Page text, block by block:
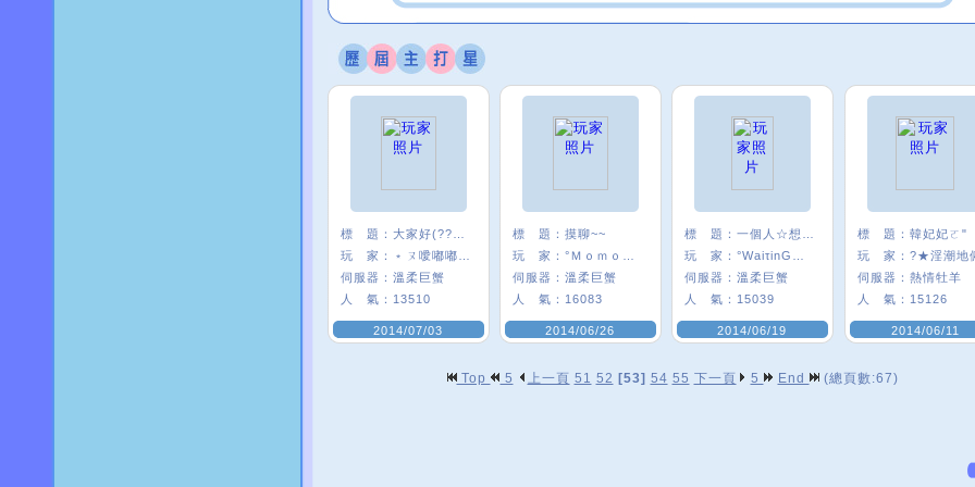
標 題：
玩 家：
伺服器： 溫柔巨蟹
人 氣： 13510
2014/07/03
標 題： 摸聊~~
玩 家：
伺服器： 溫柔巨蟹
人 氣： 16083
2014/06/26
標 題：
玩 家：
伺服器： 溫柔巨蟹
人 氣： 15039
2014/06/19
標 題： 韓妃妃ㄛ"
玩 家： ?★淫潮地
伺服器： 熱情牡羊
人 氣： 15126
2014/06/11
Top 5 上一頁 51 52 [53] 54 55 下一頁 5 End (總頁數:67)